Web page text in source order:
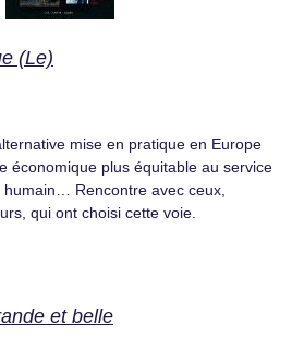
(Le)
mise en pratique en Europe
économique plus équitable au service
humain… Rencontre avec ceux,
qui ont choisi cette voie.
et belle